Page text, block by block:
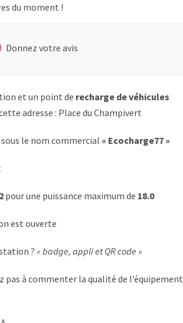
du moment !
Donnez votre avis
et un point de recharge de véhicules
adresse : Place du Champivert
sous le nom commercial « Ecocharge77 »
pour une puissance maximum de 18.0
est ouverte
? « badge, appli et QR code »
pas à commenter la qualité de l’équipement